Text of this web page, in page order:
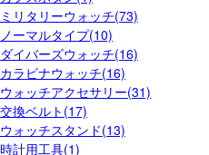
ミリタリーウォッチ(73)
ノーマルタイプ(10)
ダイバーズウォッチ(16)
カラビナウォッチ(16)
ウォッチアクセサリー(31)
交換ベルト(17)
ウォッチスタンド(13)
時計用工具(1)